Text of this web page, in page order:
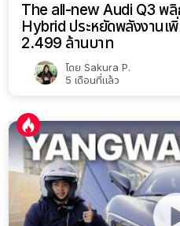
The all-new Audi Q3 พ
Hybrid ประหยัดพลังงานเ
2.499 ล้านบาท
โดย Sakura P.
5 เดือนที่แล้ว